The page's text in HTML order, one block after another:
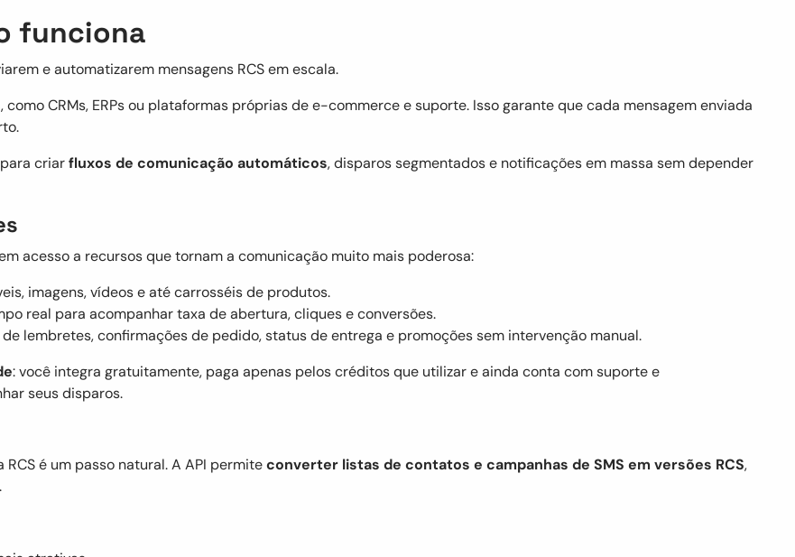
funciona
e automatizarem mensagens RCS em escala.
, como CRMs, ERPs ou plataformas próprias de e-commerce e suporte. Isso garante que cada mensagem enviada
criarfluxos de comunicação automáticos, disparos segmentados e notificações em massa sem depender
acesso a recursos que tornam a comunicação muito mais poderosa:
imagens, vídeos e até carrosséis de produtos.
real para acompanhar taxa de abertura, cliques e conversões.
de lembretes, confirmações de pedido, status de entrega e promoções sem intervenção manual.
: você integra gratuitamente, paga apenas pelos créditos que utilizar e ainda conta com suporte e
seus disparos.
é um passo natural. A API permiteconverter listas de contatos e campanhas de SMS em versões RCS,